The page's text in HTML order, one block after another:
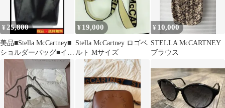
¥25,800
美品■Stella McCartney■
ショルダーバッグ■イン
ナーポーチ付き
¥ 19,000
Stella McCartney ロゴベ
ルト Mサイズ
¥ 10,000
STELLA McCARTNEY
ブラウス